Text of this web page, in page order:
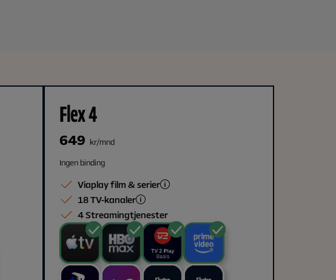
Flex 4
649 kr/mnd
Ingen binding
Viaplay film & serier
18 TV-kanaler
4 Streamingtjenester